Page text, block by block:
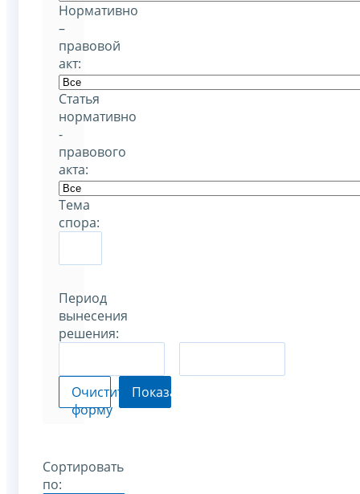
Нормативно
–
правовой
акт:
Статья
нормативно
-
правового
акта:
Тема
спора:
Период
вынесения
решения:
Очистить
форму
Показать
Сортировать
по: